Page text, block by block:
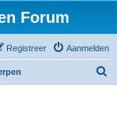
Forum
Aanmelden
Registreer